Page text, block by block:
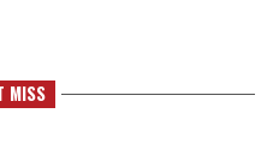
MISS